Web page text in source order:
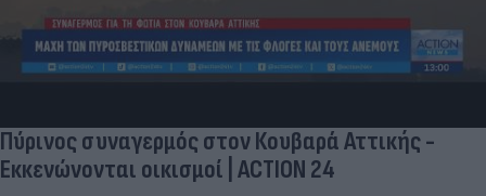
Πύρινος συναγερμός στον Κουβαρά Αττικής -
Εκκενώνονται οικισμοί | ACTION 24